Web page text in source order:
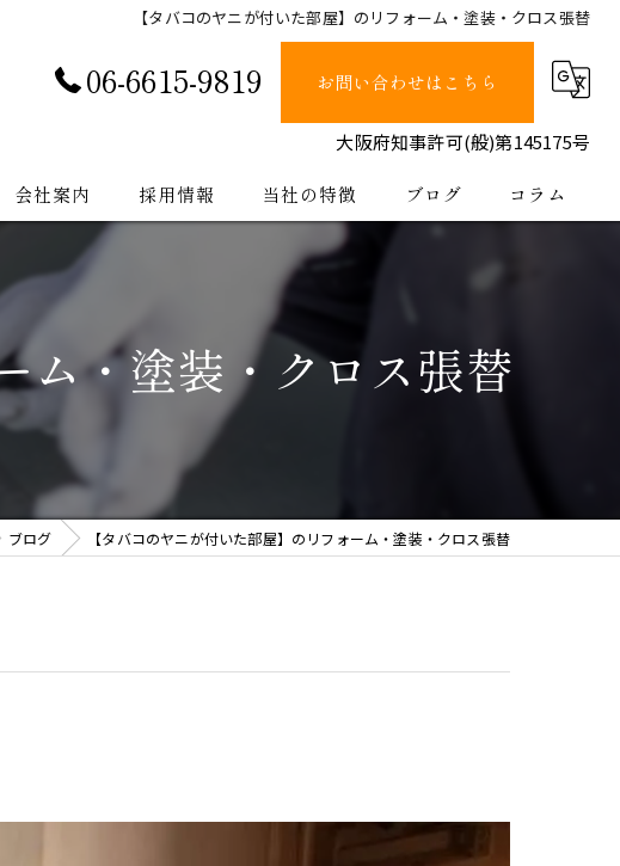
【タバコのヤニが付いた部屋】のリフォーム・塗装・クロス張替
06-6615-9819 お問い合わせはこちら
大阪府知事許可(般)第145175号
会社案内
会社紹介
採用情報 当社の特徴
塗装
止水
防水
ブログ コラム
ム・塗装・クロス張替
ブログ 【タバコのヤニが付いた部屋】のリフォーム・塗装・クロス張替